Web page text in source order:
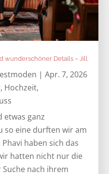
wunderschöner Details – Jill
|Apr. 7, 2026
, Hochzeit,
etwas ganz
so eine durften wir am
Phavi haben sich das
hatten nicht nur die
Suche nach ihrem